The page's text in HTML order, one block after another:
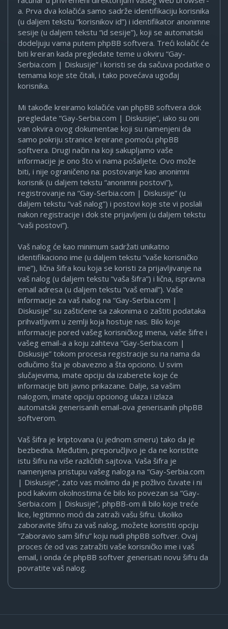
a. Prva dva kolačića samo sadrže identifikaciju korisnika
(u daljem tekstu “korisnikov id”) i identifikator anonimne
sesije (u daljem tekstu “id sesije”), koji se automatski
dodeljuju vama putem phpBB softvera. Treći kolačić će
biti kreiran kada pregledate teme u okviru “Gay-
Serbia.com | Diskusije” i koristi se da sačuva podatke o
temama koje ste čitali, i tako povećava ugođaj
korisnika.
Mi takođe kreiramo kolačiće van phpBB softvera dok
pregledate “Gay-Serbia.com | Diskusije”, iako su oni
van okvira ovog dokumentae koji su namenjeni da
samo pokriju stranice kreirane pomoću phpBB
softvera. Drugi način na koji sakupljamo vaše
informacije je ono što vi nama pošaljete. Ovo može
biti, i nije ograničeno na: postovanje kao anonimni
korisnik (u daljem tekstu “anonimni postovi”),
registrovanje na “Gay-Serbia.com | Diskusije” (u
daljem tekstu “vaš nalog”) i postovi koje ste vi poslali
nakon registracije i dok ste prijavljeni (u daljem tekstu
“vaši postovi”).
Vaš nalog će kao minimum sadržati unikatno
identifikaciono ime (u daljem tekstu “vaše korisničko
ime”), lična šifra kou koja se koristi za prijavljivanje na
vaš nalog (u daljem tekstu “vaša šifra”) i lična, ispravna
email adresa (u daljem tekstu “vaš email”). Vaše
informacije za vaš nalog na “Gay-Serbia.com |
Diskusije” su zaštićene sa zakonima o zaštiti podataka
prihvatljivim u zemlji koja hostuje nas. Bilo koje
informacije pored vašeg korisničkog imena, vaše šifre i
vašeg email-a a koju zahteva “Gay-Serbia.com |
Diskusije” tokom procesa registracije su na nama da
odlučimo šta je obavezno a šta opciono. U svim
slučajevima, imate opciju da izaberete koje će
informacije biti javno prikazane. Dalje, sa vašim
nalogom, imate opciju opcionog ulaza i izlaza
automatski generisanih email-ova generisanih phpBB
softverom.
Vaš šifra je kriptovana (u jednom smeru) tako da je
bezbedna. Međutim, preporučljivo je da ne koristite
istu šifru na više različitih sajtova. Vaša šifra je
namenjena pristupu vašeg naloga na “Gay-Serbia.com
| Diskusije”, zato vas molimo da je požlivo čuvate i ni
pod kakvim okolnostima će bilo ko povezan sa “Gay-
Serbia.com | Diskusije”, phpBB-om ili bilo koje treće
lice, legitimno moći da zatraži vašu šifru. Ukoliko
zaboravite šifru za vaš nalog, možete koristiti opciju
“Zaboravio sam šifru” koju nudi phpBB softver. Ovaj
proces će od vas zatražiti vaše korisničko ime i vaš
email, i onda će phpBB softver generisati novu šifru da
povratite vaš nalog.